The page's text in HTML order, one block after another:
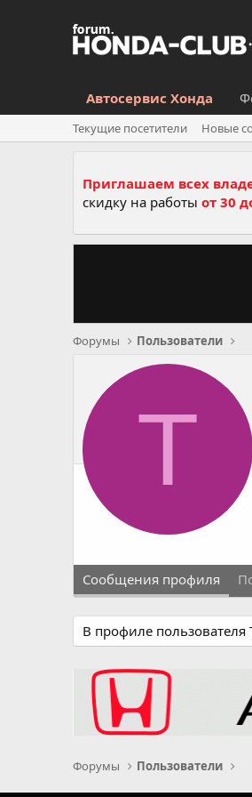
Автосервис Хонда
Текущие посетители Новые
Приглашаем всех
скидку на работы от 30
Форумы Пользователи
T
Сообщения профиля
В профиле
Форумы Пользователи